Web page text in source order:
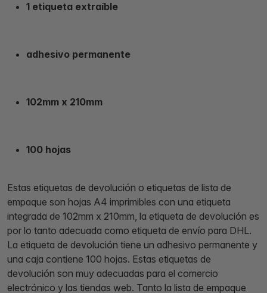
1 etiqueta extraíble
adhesivo permanente
102mm x 210mm
100 hojas
Estas etiquetas de devolución o etiquetas de lista de
empaque son hojas A4 imprimibles con una etiqueta
integrada de 102mm x 210mm, la etiqueta de devolución es
por lo tanto adecuada como etiqueta de envío para DHL.
La etiqueta de devolución tiene un adhesivo permanente y
una caja contiene 100 hojas. Estas etiquetas de
devolución son muy adecuadas para el comercio
electrónico y las tiendas web. Tanto la lista de empaque